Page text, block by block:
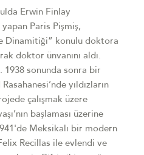
Erwin Finlay
yapan Paris Pişmiş,
Dinamitiği” konulu doktora
doktor ünvanını aldı.
1938 sonunda sonra bir
yıldızların
çalışmak üzere
başlaması üzerine
Meksikalı bir modern
Recillas ile evlendi ve